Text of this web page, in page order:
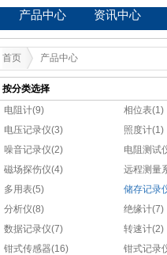
产品中心 资讯中心
首页 产品中心
按分类选择
电阻计(9)
相位表(1)
电压记录仪(3)
照度计(1)
噪音记录仪(2)
电阻测试
磁场探伤仪(4)
远程测量
多用表(5)
储存记录
分析仪(8)
绝缘计(7)
数据记录仪(7)
转速计(2)
钳式传感器(16)
钳式记录